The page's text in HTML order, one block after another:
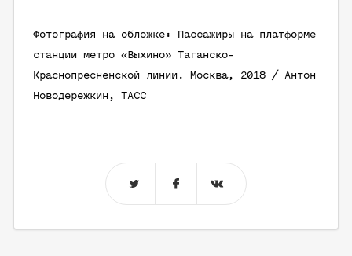
Фотография на обложке: Пассажиры на платформе
станции метро «Выхино» Таганско-
Краснопресненской линии. Москва, 2018 / Антон
Новодережкин, ТАСС